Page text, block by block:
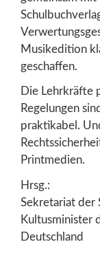
Musikedition
geschaffen.
Die Lehrkräfte
Regelungen
praktikabel.
Printmedien.
Hrsg.:
Sekretariat der
Kultusminister
Deutschland